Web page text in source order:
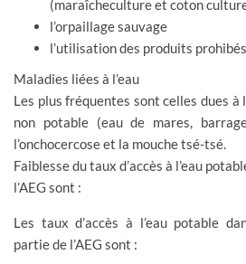
(maraîcheculture et coton
l’orpaillage sauvage
l’utilisation des produits
Maladies liées à l’eau
Les plus fréquentes sont celles dues à
non potable (eau de mares,
l’onchocercose et la mouche tsé-tsé.
Faiblesse du taux d’accès à l’eau
l’AEG sont :
Les taux d’accès à l’eau potable
partie de l’AEG sont :